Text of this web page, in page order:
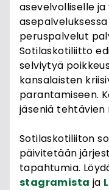
asevelvolliselle
peruspalvelut
Sotilaskotiliitto
selviytyä
kansalaisten
parantamiseen.
jäseniä tehtävien
Sotilaskotiliiton
päivitetään
tapahtumia.
stagramista ja